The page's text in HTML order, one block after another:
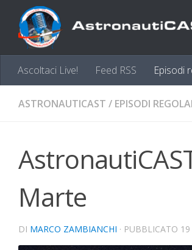
Sotto il contenuto
Ascoltaci Live! Feed RSS Episodi
ASTRONAUTICAST / EPISODI
Marte
DI MARCO ZAMBIANCHI · PUBBLICATO